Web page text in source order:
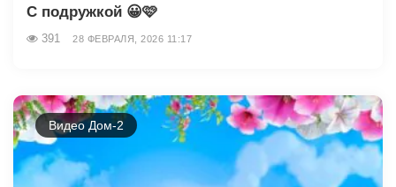
С подружкой 😀🩷
391 28 ФЕВРАЛЯ, 2026 11:17
Видео Дом-2